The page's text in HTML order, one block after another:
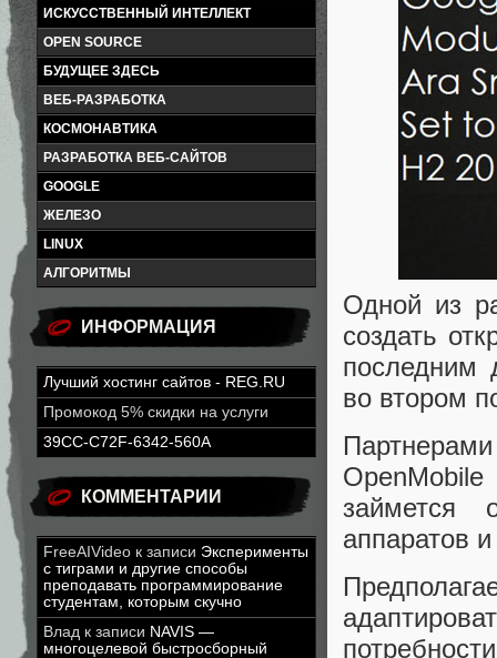
ИСКУССТВЕННЫЙ ИНТЕЛЛЕКТ
OPEN SOURCE
БУДУЩЕЕ ЗДЕСЬ
ВЕБ-РАЗРАБОТКА
КОСМОНАВТИКА
РАЗРАБОТКА ВЕБ-САЙТОВ
GOOGLE
ЖЕЛЕЗО
LINUX
АЛГОРИТМЫ
ИНФОРМАЦИЯ
Лучший хостинг сайтов - REG.RU
Промокод 5% скидки на услуги
39CC-C72F-6342-560A
КОММЕНТАРИИ
FreeAIVideo к записи Эксперименты
с тиграми и другие способы
преподавать программирование
студентам, которым скучно
Влад к записи NAVIS —
многоцелевой быстросборный
Одной из
создать
последним
во втором
займется
аппаратов